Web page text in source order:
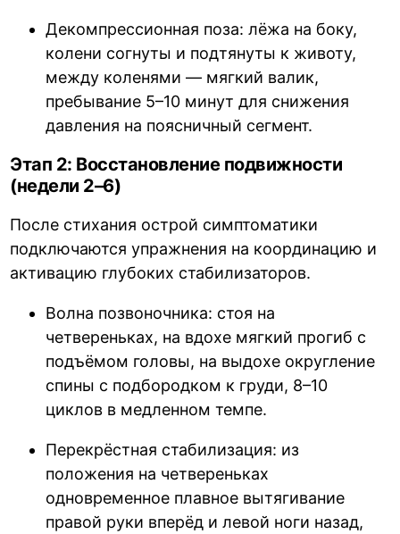
Декомпрессионная поза: лёжа на боку,
колени согнуты и подтянуты к животу,
между коленями — мягкий валик,
пребывание 5–10 минут для снижения
давления на поясничный сегмент.
Этап 2: Восстановление подвижности
(недели 2–6)
После стихания острой симптоматики
подключаются упражнения на координацию и
активацию глубоких стабилизаторов.
Волна позвоночника: стоя на
четвереньках, на вдохе мягкий прогиб с
подъёмом головы, на выдохе округление
спины с подбородком к груди, 8–10
циклов в медленном темпе.
Перекрёстная стабилизация: из
положения на четвереньках
одновременное плавное вытягивание
правой руки вперёд и левой ноги назад,